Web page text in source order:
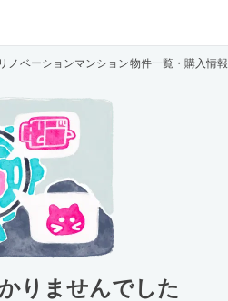
ノベーションマンション物件一覧・購入情報
りませんでした